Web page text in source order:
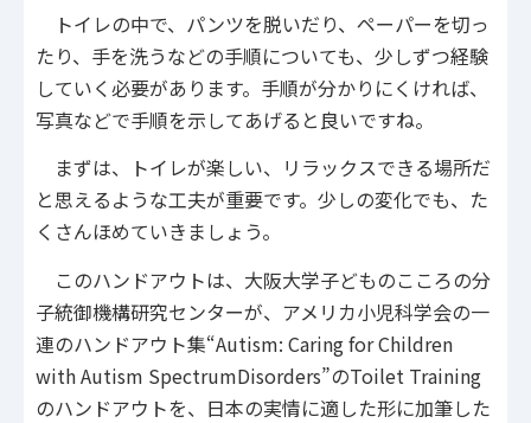
トイレの中で、パンツを脱いだり、ペーパーを切っ
たり、手を洗うなどの手順についても、少しずつ経験
していく必要があります。手順が分かりにくければ、
写真などで手順を示してあげると良いですね。
まずは、トイレが楽しい、リラックスできる場所だ
と思えるような工夫が重要です。少しの変化でも、た
くさんほめていきましょう。
このハンドアウトは、大阪大学子どものこころの分
子統御機構研究センターが、アメリカ小児科学会の一
連のハンドアウト集“Autism: Caring for Children
with Autism SpectrumDisorders”のToilet Training
のハンドアウトを、日本の実情に適した形に加筆した